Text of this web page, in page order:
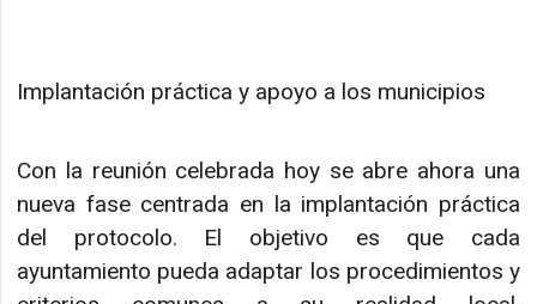
Implantación práctica y apoyo a los municipios
Con la reunión celebrada hoy se abre ahora una
nueva fase centrada en la implantación práctica
del protocolo. El objetivo es que cada
ayuntamiento pueda adaptar los procedimientos y